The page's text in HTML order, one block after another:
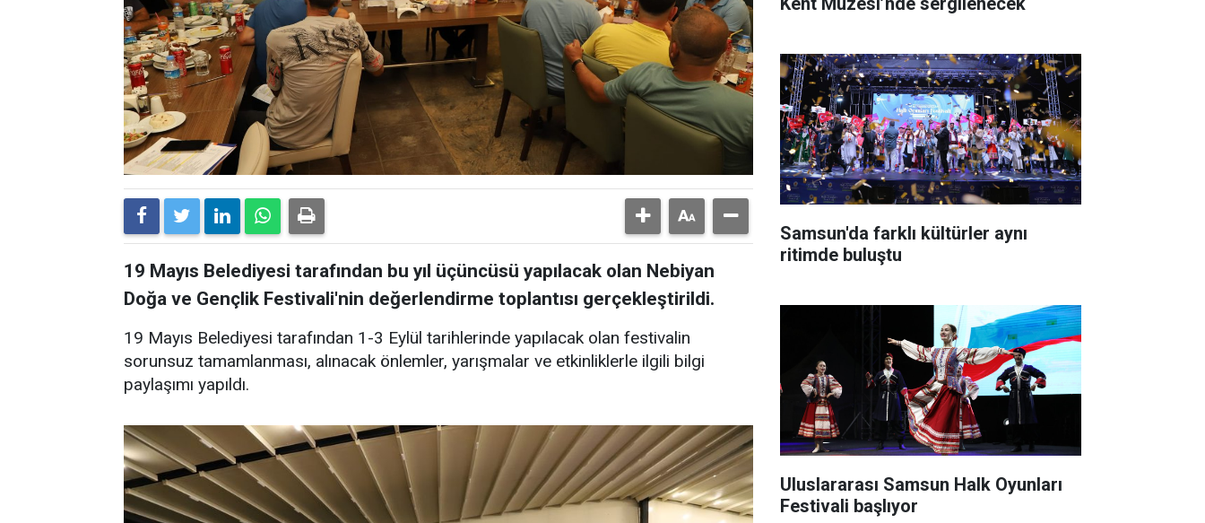
19 Mayıs Belediyesi tarafından bu yıl üçüncüsü yapılacak olan Nebiyan
Doğa ve Gençlik Festivali'nin değerlendirme toplantısı gerçekleştirildi.
19 Mayıs Belediyesi tarafından 1-3 Eylül tarihlerinde yapılacak olan festivalin
sorunsuz tamamlanması, alınacak önlemler, yarışmalar ve etkinliklerle ilgili bilgi
paylaşımı yapıldı.
Samsun'da farklı kültürler aynı
ritimde buluştu
Uluslararası Samsun Halk Oyunları
Festivali başlıyor